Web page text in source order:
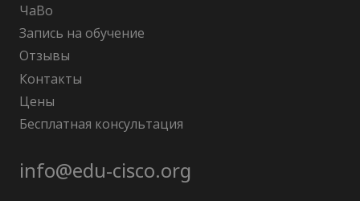
ЧаВо
Запись на обучение
Отзывы
Контакты
Цены
Бесплатная консультация
info@edu-cisco.org